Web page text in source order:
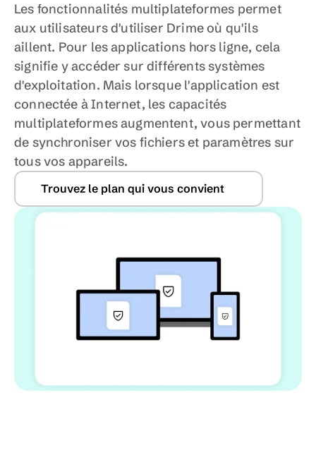
Les fonctionnalités multiplateformes permet
aux utilisateurs d'utiliser Drime où qu'ils
aillent. Pour les applications hors ligne, cela
signifie y accéder sur différents systèmes
d'exploitation. Mais lorsque l'application est
connectée à Internet, les capacités
multiplateformes augmentent, vous permettant
de synchroniser vos fichiers et paramètres sur
tous vos appareils.
Trouvez le plan qui vous convient